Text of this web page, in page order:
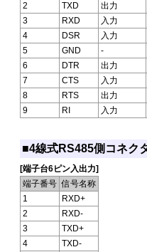
2
TXD
出力
3
RXD
入力
4
DSR 入力
5
GND
-
6
DTR 出力
7
CTS
入力
8
RTS
出力
9
RI 入力
■4線式RS485側コネク
[端子台6ピン入出力]
端子番号 信号名称
1
RXD+
2
RXD-
3
TXD+
4
TXD-